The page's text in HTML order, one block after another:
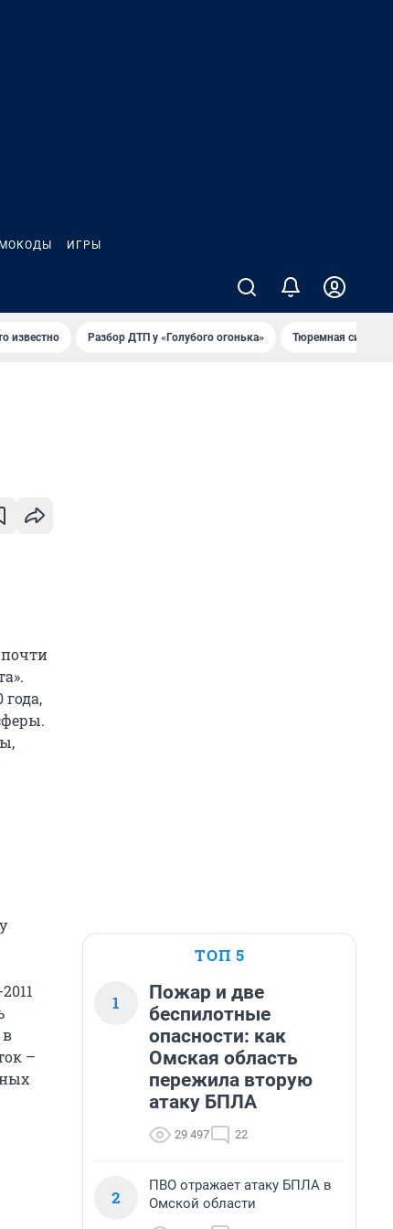
ИГРЫ
известно Разбор ДТП у «Голубого огонька» Тюремная
–
ТОП 5
1
Пожар и две
беспилотные
опасности: как
Омская область
пережила вторую
атаку БПЛА
29 497 22
2
ПВО отражает атаку БПЛА в
Омской области